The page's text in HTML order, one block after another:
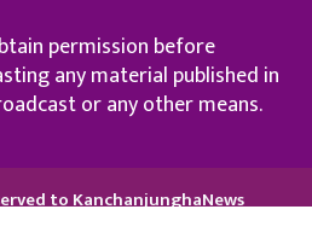
permission before
any material published in
or any other means.
to KanchanjunghaNews